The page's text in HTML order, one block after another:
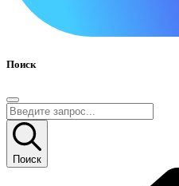
Поиск
Поиск